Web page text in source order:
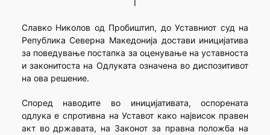
I
Славко Николов од Пробиштип, до Уставниот суд на
Република Северна Македонија достави иницијатива
за поведување постапка за оценување на уставноста
и законитоста на Одлуката означена во диспозитивот
на ова решение.
Според наводите во иницијативата, оспорената
одлука е спротивна на Уставот како највисок правен
акт во државата, на Законот за правна положба на